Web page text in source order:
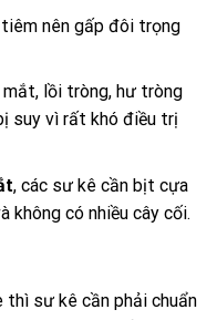
nên gấp đôi trọng
mắt, lồi tròng, hư tròng
suy vì rất khó điều trị
, các sư kê cần bịt cựa
không có nhiều cây cối.
thì sư kê cần phải chuẩn